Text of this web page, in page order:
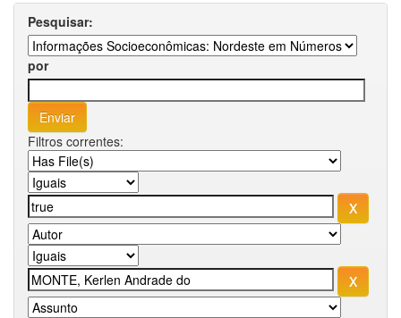
Pesquisar:
por
Filtros correntes: